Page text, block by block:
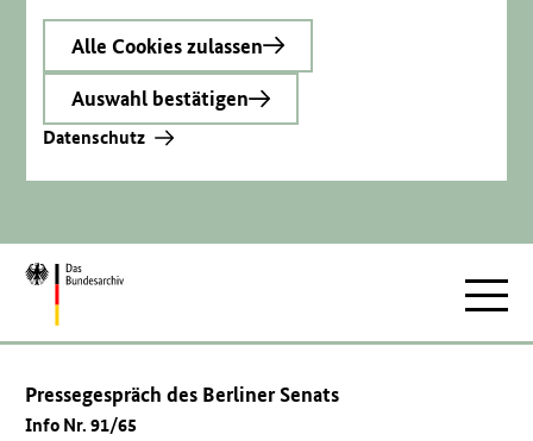
Alle Cookies zulassen
Auswahl bestätigen
Datenschutz
Zur
Pressegespräch des Berliner Senats
Info Nr. 91/65